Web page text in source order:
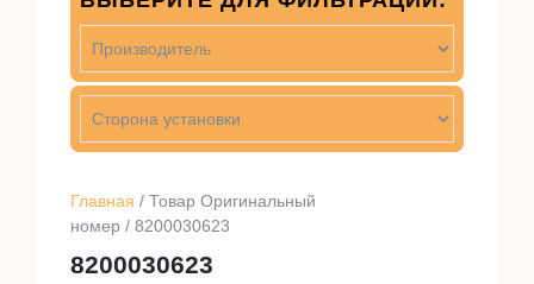
Главная / Товар Оригинальный
номер / 8200030623
8200030623